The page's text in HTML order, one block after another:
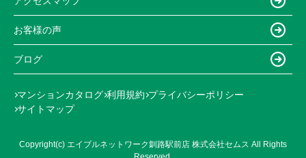
お客様の声
ブログ
マンションカタログ 利用規約 プライバシーポリシー
サイトマップ
Copyright(c) エイブルネットワーク釧路駅前店 株式会社セムス All Rights